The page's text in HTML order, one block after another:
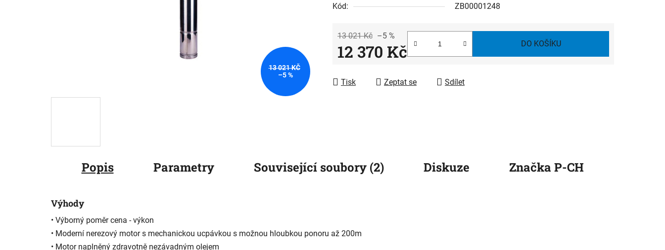
0,0
hvězdiček.
Kód:
ZB00001248
13 021 Kč –5 %
12 370 Kč DO KOŠÍKU
Tisk Zeptat se Sdílet
13 021 KČ
–5 %
Popis Parametry Související soubory (2) Diskuze Značka P-CH
Výhody
• Výborný poměr cena - výkon
• Moderní nerezový motor s mechanickou ucpávkou s možnou hloubkou ponoru až 200m
• Motor naplněný zdravotně nezávadným olejem